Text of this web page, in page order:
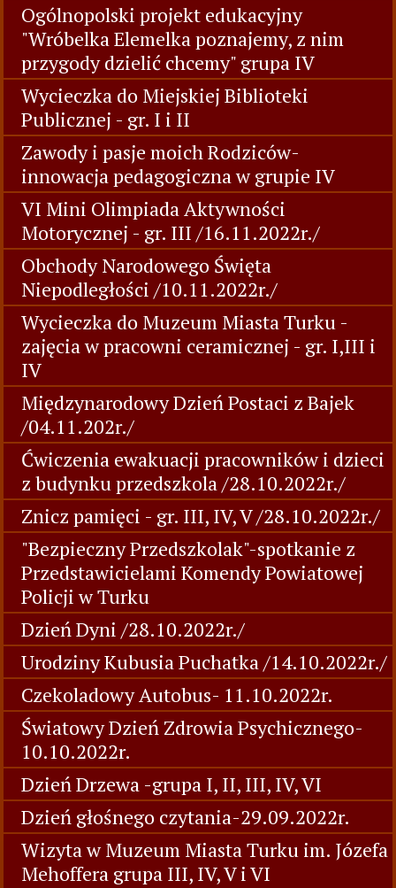
Ogólnopolski projekt edukacyjny
"Wróbelka Elemelka poznajemy, z nim
przygody dzielić chcemy" grupa IV
Wycieczka do Miejskiej Biblioteki
Publicznej - gr. I i II
Zawody i pasje moich Rodziców-
innowacja pedagogiczna w grupie IV
VI Mini Olimpiada Aktywności
Motorycznej - gr. III /16.11.2022r./
Obchody Narodowego Święta
Niepodległości /10.11.2022r./
Wycieczka do Muzeum Miasta Turku -
zajęcia w pracowni ceramicznej - gr. I,III i
IV
Międzynarodowy Dzień Postaci z Bajek
/04.11.202r./
Ćwiczenia ewakuacji pracowników i dzieci
z budynku przedszkola /28.10.2022r./
Znicz pamięci - gr. III, IV, V /28.10.2022r./
"Bezpieczny Przedszkolak"-spotkanie z
Przedstawicielami Komendy Powiatowej
Policji w Turku
Dzień Dyni /28.10.2022r./
Urodziny Kubusia Puchatka /14.10.2022r./
Czekoladowy Autobus- 11.10.2022r.
Światowy Dzień Zdrowia Psychicznego-
10.10.2022r.
Dzień Drzewa -grupa I, II, III, IV, VI
Dzień głośnego czytania-29.09.2022r.
Wizyta w Muzeum Miasta Turku im. Józefa
Mehoffera grupa III, IV, V i VI